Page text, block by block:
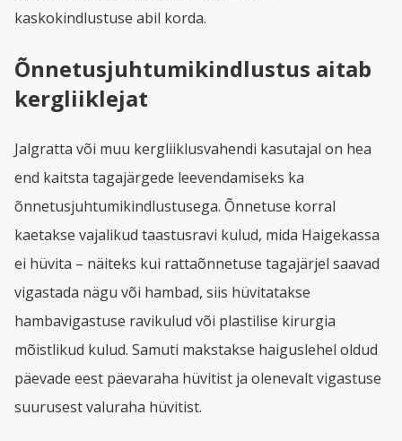
kaskokindlustuse abil korda.
Õnnetusjuhtumikindlustus aitab
kergliiklejat
Jalgratta või muu kergliiklusvahendi kasutajal on hea
end kaitsta tagajärgede leevendamiseks ka
õnnetusjuhtumikindlustusega. Õnnetuse korral
kaetakse vajalikud taastusravi kulud, mida Haigekassa
ei hüvita – näiteks kui rattaõnnetuse tagajärjel saavad
vigastada nägu või hambad, siis hüvitatakse
hambavigastuse ravikulud või plastilise kirurgia
mõistlikud kulud. Samuti makstakse haiguslehel oldud
päevade eest päevaraha hüvitist ja olenevalt vigastuse
suurusest valuraha hüvitist.